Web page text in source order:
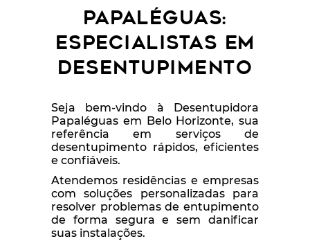
PAPALÉGUAS:
ESPECIALISTAS EM
DESENTUPIMENTO
Seja bem-vindo à Desentupidora
Papaléguas em Belo Horizonte, sua
referência em serviços de
desentupimento rápidos, eficientes
e confiáveis.
Atendemos residências e empresas
com soluções personalizadas para
resolver problemas de entupimento
de forma segura e sem danificar
suas instalações.